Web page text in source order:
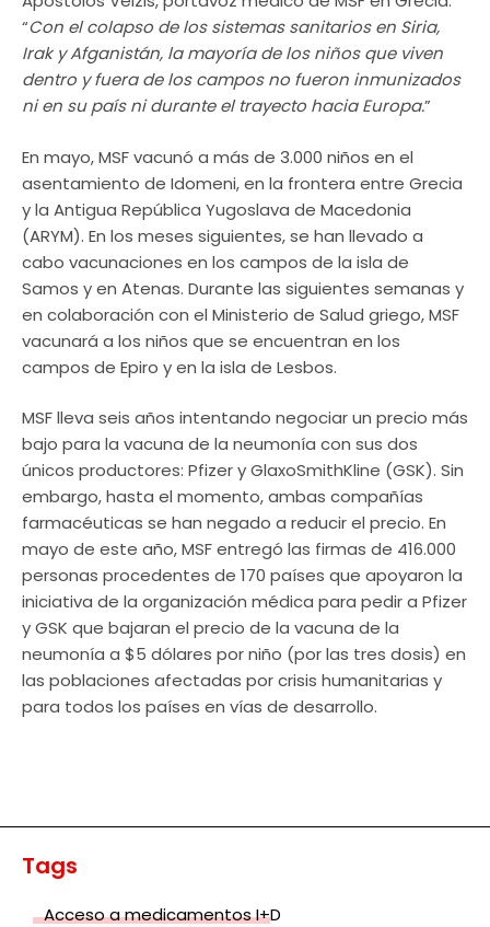
“Con el colapso de los sistemas sanitarios en Siria,
Irak y Afganistán, la mayoría de los niños que viven
dentro y fuera de los campos no fueron inmunizados
ni en su país ni durante el trayecto hacia Europa.”
En mayo, MSF vacunó a más de 3.000 niños en el
asentamiento de Idomeni, en la frontera entre Grecia
y la Antigua República Yugoslava de Macedonia
(ARYM). En los meses siguientes, se han llevado a
cabo vacunaciones en los campos de la isla de
Samos y en Atenas. Durante las siguientes semanas y
en colaboración con el Ministerio de Salud griego, MSF
vacunará a los niños que se encuentran en los
campos de Epiro y en la isla de Lesbos.
MSF lleva seis años intentando negociar un precio más
bajo para la vacuna de la neumonía con sus dos
únicos productores: Pfizer y GlaxoSmithKline (GSK). Sin
embargo, hasta el momento, ambas compañías
farmacéuticas se han negado a reducir el precio. En
mayo de este año, MSF entregó las firmas de 416.000
personas procedentes de 170 países que apoyaron la
iniciativa de la organización médica para pedir a Pfizer
y GSK que bajaran el precio de la vacuna de la
neumonía a $5 dólares por niño (por las tres dosis) en
las poblaciones afectadas por crisis humanitarias y
para todos los países en vías de desarrollo.
Tags
Acceso a medicamentos I+D